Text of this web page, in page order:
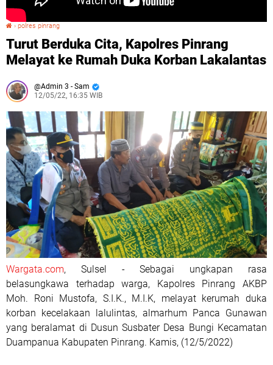
› polres pinrang
Turut Berduka Cita, Kapolres Pinrang
Melayat ke Rumah Duka Korban Lakalantas
Admin 3 - Sam
12/05/22, 16:35 WIB
Wargata.com, Sulsel - Sebagai ungkapan rasa
belasungkawa terhadap warga, Kapolres Pinrang AKBP
Moh. Roni Mustofa, S.I.K., M.I.K, melayat kerumah duka
korban kecelakaan lalulintas, almarhum Panca Gunawan
yang beralamat di Dusun Susbater Desa Bungi Kecamatan
Duampanua Kabupaten Pinrang. Kamis, (12/5/2022)